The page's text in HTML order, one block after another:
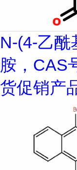
N-(4-乙酰
胺，CAS
货促销产